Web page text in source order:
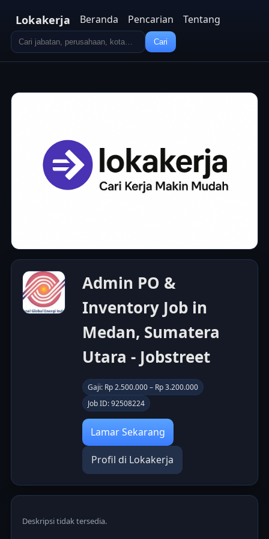
Lokakerja Beranda Pencarian Tentang
Cari
Admin PO &
Inventory Job in
Medan, Sumatera
Utara - Jobstreet
Gaji: Rp 2.500.000 – Rp 3.200.000
Job ID: 92508224
Lamar Sekarang
Profil di Lokakerja
Deskripsi tidak tersedia.